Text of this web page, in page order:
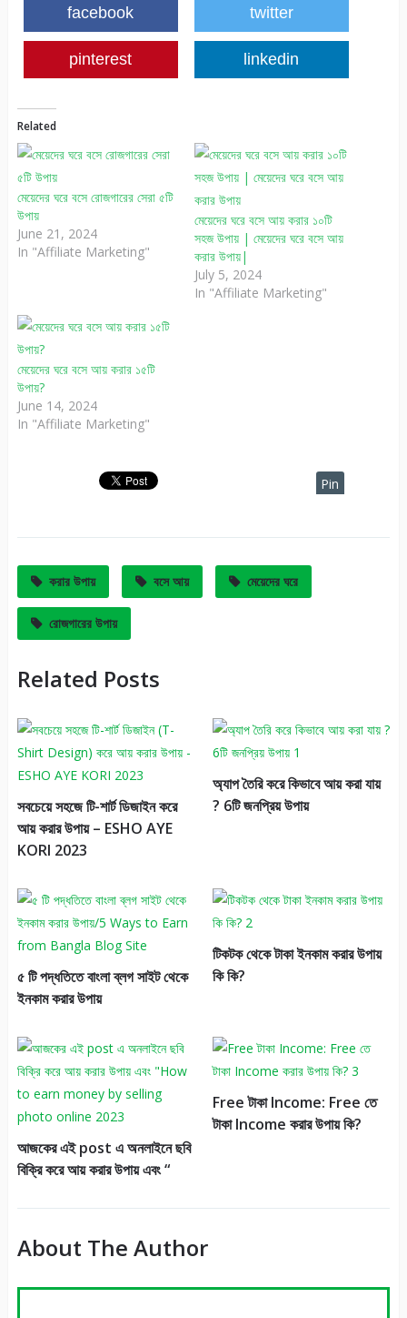
facebook twitter
pinterest linkedin
Related
মেয়েদের ঘরে বসে রোজগারের সেরা ৫টি
উপায়
June 21, 2024
In "Affiliate Marketing"
মেয়েদের ঘরে বসে আয় করার ১০টি
সহজ উপায় | মেয়েদের ঘরে বসে আয়
করার উপায়|
July 5, 2024
In "Affiliate Marketing"
মেয়েদের ঘরে বসে আয় করার ১৫টি
উপায়?
June 14, 2024
In "Affiliate Marketing"
Pin
করার উপায় বসে আয় মেয়েদের ঘরে
রোজগারের উপায়
Related Posts
সবচেয়ে সহজে টি-শার্ট ডিজাইন করে
আয় করার উপায় – ESHO AYE
KORI 2023
অ্যাপ তৈরি করে কিভাবে আয় করা যায়
? 6টি জনপ্রিয় উপায়
৫ টি পদ্ধতিতে বাংলা ব্লগ সাইট থেকে
ইনকাম করার উপায়
টিকটক থেকে টাকা ইনকাম করার উপায়
কি কি?
আজকের এই post এ অনলাইনে ছবি
বিক্রি করে আয় করার উপায় এবং “
Free টাকা Income: Free তে
টাকা Income করার উপায় কি?
About The Author